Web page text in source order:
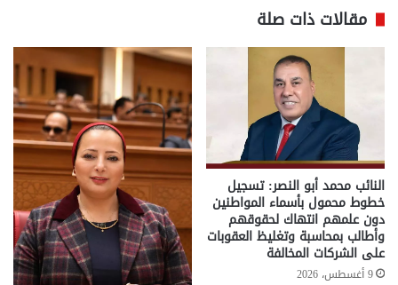
مقالات ذات صلة
النائب محمد أبو النصر: تسجيل
خطوط محمول بأسماء المواطنين
دون علمهم انتهاك لحقوقهم
وأطالب بمحاسبة وتغليظ العقوبات
على الشركات المخالفة
9 أغسطس، 2026